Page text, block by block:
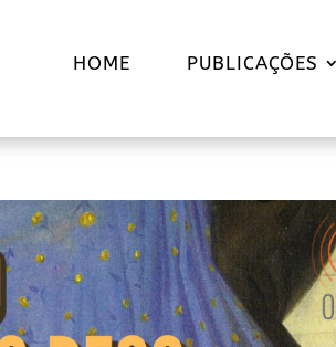
HOME PUBLICAÇÕES